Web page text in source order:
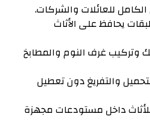
للعائلات والشركات.
يحافظ على الأثاث
غرف النوم والمطابخ
والتفريغ دون تعطيل
داخل مستودعات مجهزة